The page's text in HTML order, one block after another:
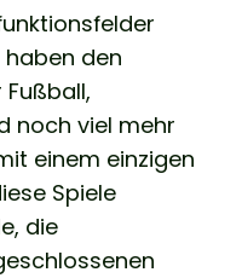
den
noch viel mehr
einem einzigen
Spiele
die